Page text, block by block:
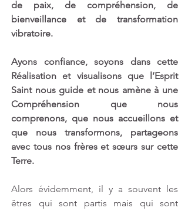
de paix, de compréhension, de
bienveillance et de transformation
vibratoire.
Ayons confiance, soyons dans cette
Réalisation et visualisons que l’Esprit
Saint nous guide et nous amène à une
Compréhension que nous
comprenons, que nous accueillons et
que nous transformons, partageons
avec tous nos frères et sœurs sur cette
Terre.
Alors évidemment, il y a souvent les
êtres qui sont partis mais qui sont